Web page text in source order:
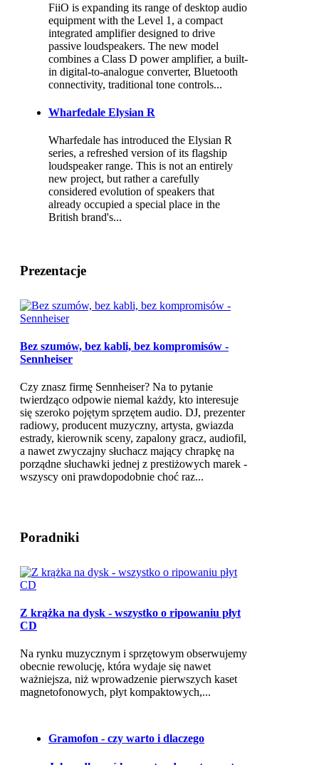
FiiO is expanding its range of desktop audio
equipment with the Level 1, a compact
integrated amplifier designed to drive
passive loudspeakers. The new model
combines a Class D power amplifier, a built-
in digital-to-analogue converter, Bluetooth
connectivity, traditional tone controls...
Wharfedale Elysian R
Wharfedale has introduced the Elysian R
series, a refreshed version of its flagship
loudspeaker range. This is not an entirely
new project, but rather a carefully
considered evolution of speakers that
already occupied a special place in the
British brand's...
Prezentacje
Bez szumów, bez kabli, bez kompromisów -
Sennheiser
Czy znasz firmę Sennheiser? Na to pytanie
twierdząco odpowie niemal każdy, kto interesuje
się szeroko pojętym sprzętem audio. DJ, prezenter
radiowy, producent muzyczny, artysta, gwiazda
estrady, kierownik sceny, zapalony gracz, audiofil,
a nawet zwyczajny słuchacz mający chrapkę na
porządne słuchawki jednej z prestiżowych marek -
wszyscy oni prawdopodobnie choć raz...
Poradniki
Z krążka na dysk - wszystko o ripowaniu płyt
CD
Na rynku muzycznym i sprzętowym obserwujemy
obecnie rewolucję, która wydaje się nawet
ważniejsza, niż wprowadzenie pierwszych kaset
magnetofonowych, płyt kompaktowych,...
Gramofon - czy warto i dlaczego